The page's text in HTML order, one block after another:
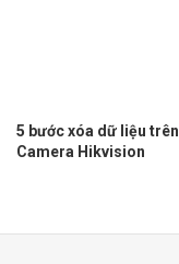
5 bước xóa dữ liệu trên
Camera Hikvision